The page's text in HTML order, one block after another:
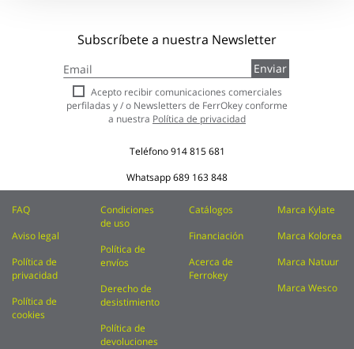
Subscríbete a nuestra Newsletter
a
nuestro
boletín
de
Enviar
Acepto recibir comunicaciones comerciales
perfiladas y / o Newsletters de FerrOkey conforme
a nuestra Política de privacidad
Teléfono914 815 681
Whatsapp689 163 848
FAQ
Aviso legal
Política de
privacidad
Política de
cookies
Condiciones
de uso
Política de
envíos
Derecho de
desistimiento
Política de
devoluciones
Catálogos
Financiación
Acerca de
Ferrokey
Marca Kylate
Marca Kolorea
Marca Natuur
Marca Wesco